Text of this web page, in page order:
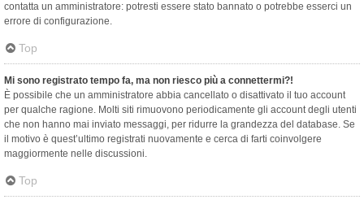
contatta un amministratore: potresti essere stato bannato o potrebbe esserci un
errore di configurazione.
Top
Mi sono registrato tempo fa, ma non riesco più a connettermi?!
È possibile che un amministratore abbia cancellato o disattivato il tuo account
per qualche ragione. Molti siti rimuovono periodicamente gli account degli utenti
che non hanno mai inviato messaggi, per ridurre la grandezza del database. Se
il motivo è quest’ultimo registrati nuovamente e cerca di farti coinvolgere
maggiormente nelle discussioni.
Top